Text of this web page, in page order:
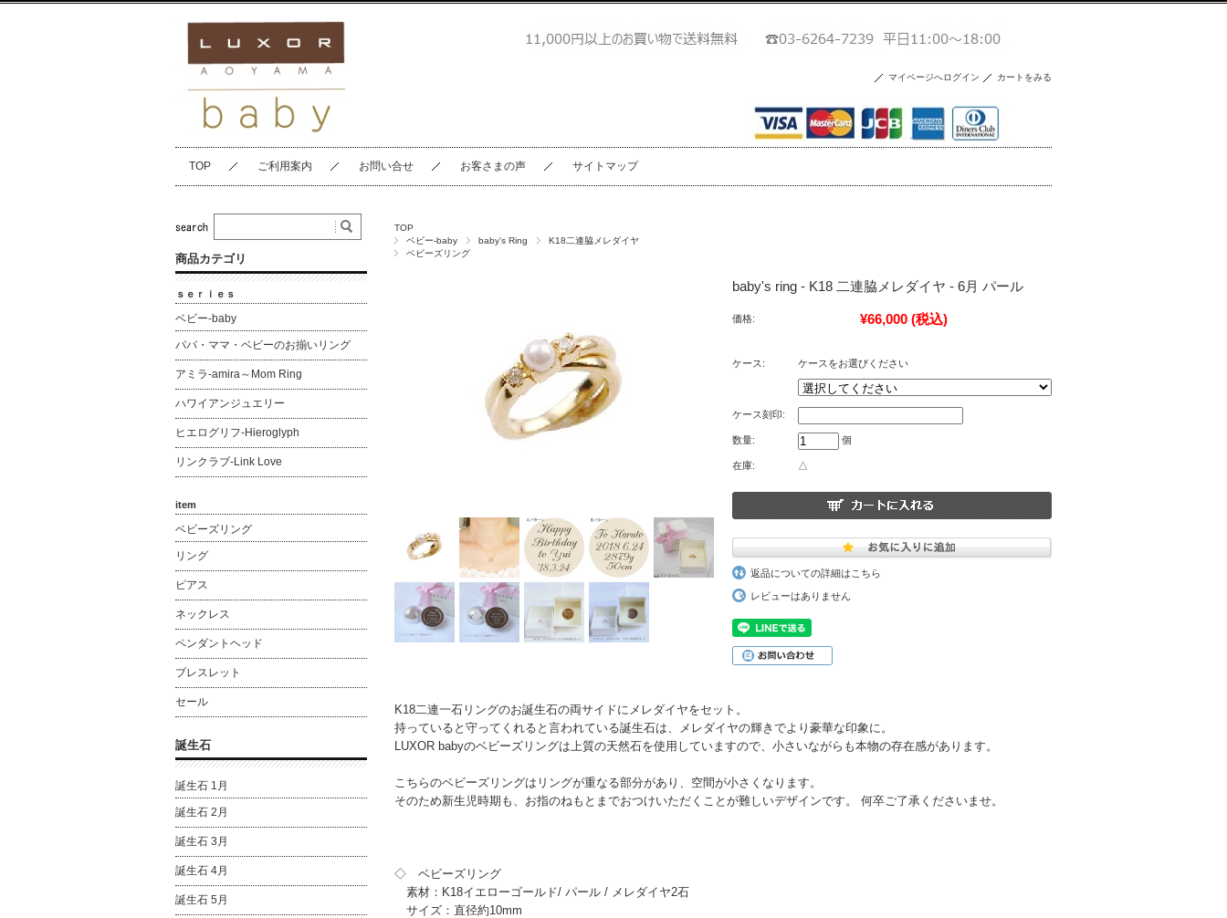
マイページへログイン カートをみる
TOP ご利用案内 お問い合せ お客さまの声 サイトマップ
TOP
ベビー-baby
baby's Ring
K18二連脇メレダイヤ
ベビーズリング
baby's ring - K18 二連脇メレダイヤ - 6月 パール
価格: ¥66,000 (税込)
ケース: ケースをお選びください
ケース刻印:
数量: 個
在庫: △
返品についての詳細はこちら
レビューはありません
K18二連一石リングのお誕生石の両サイドにメレダイヤをセット。
持っていると守ってくれると言われている誕生石は、メレダイヤの輝きでより豪華な印象に。
LUXOR babyのベビーズリングは上質の天然石を使用していますので、小さいながらも本物の存在感があります。
こちらのベビーズリングはリングが重なる部分があり、空間が小さくなります。
そのため新生児時期も、お指のねもとまでおつけいただくことが難しいデザインです。 何卒ご了承くださいませ。
◇ ベビーズリング
素材：K18イエローゴールド/ パール / メレダイヤ2石
サイズ：直径約10mm
商品カテゴリ
ｓｅｒｉｅｓ
ベビー-baby
パパ・ママ・ベビーのお揃いリング
アミラ-amira～Mom Ring
ハワイアンジュエリー
ヒエログリフ-Hieroglyph
リンクラブ-Link Love
item
ベビーズリング
リング
ピアス
ネックレス
ペンダントヘッド
ブレスレット
セール
誕生石
誕生石 1月
誕生石 2月
誕生石 3月
誕生石 4月
誕生石 5月